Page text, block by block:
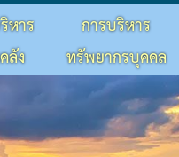
การบริหาร
ทรัพยากรบุคคล
หาร
ลัง